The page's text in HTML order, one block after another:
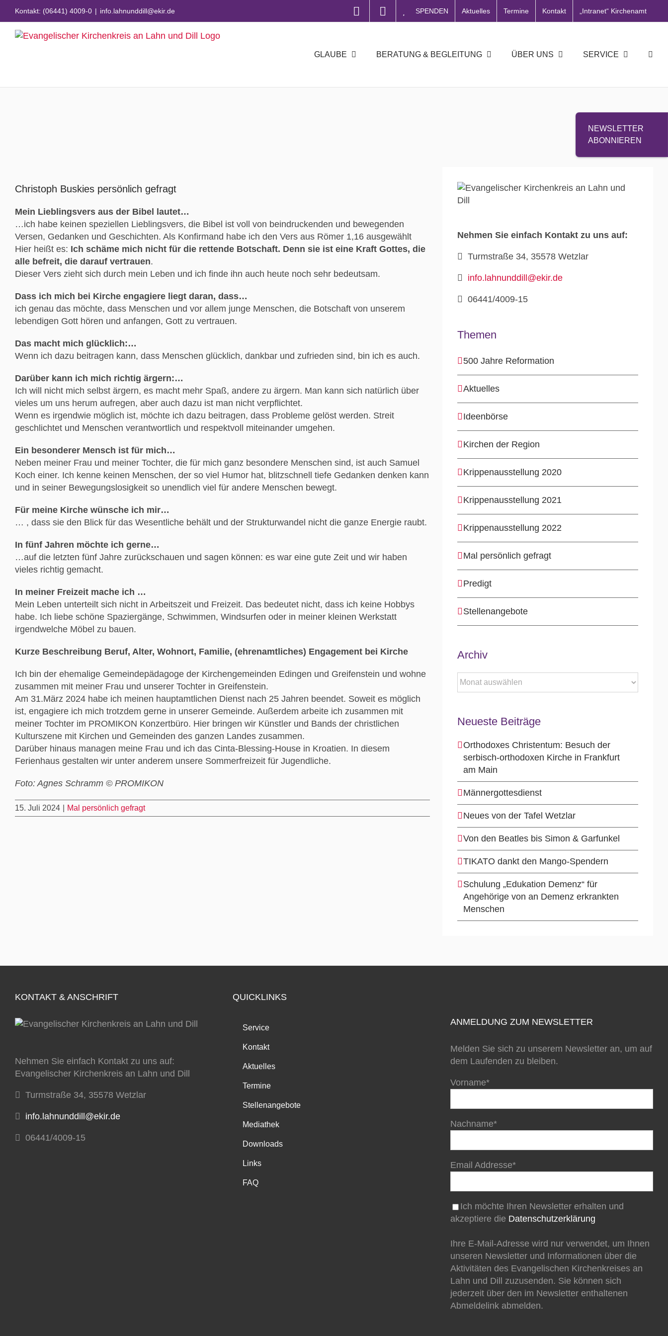
springen
Kontakt: (06441) 4009-0 | info.lahnunddill@ekir.de SPENDEN Aktuelles Termine Kontakt „Intranet“ Kirchenamt
GLAUBE BERATUNG & BEGLEITUNG ÜBER UNS SERVICE
NEWSLETTER
ABONNIEREN
grösseres
Christoph Buskies persönlich gefragt
Mein Lieblingsvers aus der Bibel lautet…
…ich habe keinen speziellen Lieblingsvers, die Bibel ist voll von beindruckenden und bewegenden
Versen, Gedanken und Geschichten. Als Konfirmand habe ich den Vers aus Römer 1,16 ausgewählt
Hier heißt es: Ich schäme mich nicht für die rettende Botschaft. Denn sie ist eine Kraft Gottes, die
alle befreit, die darauf vertrauen.
Dieser Vers zieht sich durch mein Leben und ich finde ihn auch heute noch sehr bedeutsam.
Dass ich mich bei Kirche engagiere liegt daran, dass…
ich genau das möchte, dass Menschen und vor allem junge Menschen, die Botschaft von unserem
lebendigen Gott hören und anfangen, Gott zu vertrauen.
Das macht mich glücklich:…
Wenn ich dazu beitragen kann, dass Menschen glücklich, dankbar und zufrieden sind, bin ich es auch.
Darüber kann ich mich richtig ärgern:…
Ich will nicht mich selbst ärgern, es macht mehr Spaß, andere zu ärgern. Man kann sich natürlich über
vieles um uns herum aufregen, aber auch dazu ist man nicht verpflichtet.
Wenn es irgendwie möglich ist, möchte ich dazu beitragen, dass Probleme gelöst werden. Streit
geschlichtet und Menschen verantwortlich und respektvoll miteinander umgehen.
Ein besonderer Mensch ist für mich…
Neben meiner Frau und meiner Tochter, die für mich ganz besondere Menschen sind, ist auch Samuel
Koch einer. Ich kenne keinen Menschen, der so viel Humor hat, blitzschnell tiefe Gedanken denken kann
und in seiner Bewegungslosigkeit so unendlich viel für andere Menschen bewegt.
Für meine Kirche wünsche ich mir…
… , dass sie den Blick für das Wesentliche behält und der Strukturwandel nicht die ganze Energie raubt.
In fünf Jahren möchte ich gerne…
…auf die letzten fünf Jahre zurückschauen und sagen können: es war eine gute Zeit und wir haben
vieles richtig gemacht.
In meiner Freizeit mache ich …
Mein Leben unterteilt sich nicht in Arbeitszeit und Freizeit. Das bedeutet nicht, dass ich keine Hobbys
habe. Ich liebe schöne Spaziergänge, Schwimmen, Windsurfen oder in meiner kleinen Werkstatt
irgendwelche Möbel zu bauen.
Kurze Beschreibung Beruf, Alter, Wohnort, Familie, (ehrenamtliches) Engagement bei Kirche
Ich bin der ehemalige Gemeindepädagoge der Kirchengemeinden Edingen und Greifenstein und wohne
zusammen mit meiner Frau und unserer Tochter in Greifenstein.
Am 31.März 2024 habe ich meinen hauptamtlichen Dienst nach 25 Jahren beendet. Soweit es möglich
ist, engagiere ich mich trotzdem gerne in unserer Gemeinde. Außerdem arbeite ich zusammen mit
meiner Tochter im PROMIKON Konzertbüro. Hier bringen wir Künstler und Bands der christlichen
Kulturszene mit Kirchen und Gemeinden des ganzen Landes zusammen.
Darüber hinaus managen meine Frau und ich das Cinta-Blessing-House in Kroatien. In diesem
Ferienhaus gestalten wir unter anderem unsere Sommerfreizeit für Jugendliche.
Foto: Agnes Schramm © PROMIKON
15. Juli 2024 Mal persönlich gefragt
Nehmen Sie einfach Kontakt zu uns auf:
Turmstraße 34, 35578 Wetzlar
info.lahnunddill@ekir.de
06441/4009-15
Themen
500 Jahre Reformation
Aktuelles
Ideenbörse
Kirchen der Region
Krippenausstellung 2020
Krippenausstellung 2021
Krippenausstellung 2022
Mal persönlich gefragt
Predigt
Stellenangebote
Archiv
Archiv
Neueste Beiträge
Orthodoxes Christentum: Besuch der
serbisch-orthodoxen Kirche in Frankfurt
am Main
Männergottesdienst
Neues von der Tafel Wetzlar
Von den Beatles bis Simon & Garfunkel
TIKATO dankt den Mango-Spendern
Schulung „Edukation Demenz“ für
Angehörige von an Demenz erkrankten
Menschen
KONTAKT & ANSCHRIFT
Nehmen Sie einfach Kontakt zu uns auf:
Evangelischer Kirchenkreis an Lahn und Dill
Turmstraße 34, 35578 Wetzlar
info.lahnunddill@ekir.de
06441/4009-15
QUICKLINKS
Service
Kontakt
Aktuelles
Termine
Stellenangebote
Mediathek
Downloads
Links
FAQ
ANMELDUNG ZUM NEWSLETTER
Melden Sie sich zu unserem Newsletter an, um auf
dem Laufenden zu bleiben.
Vorname*
Nachname*
Email Addresse*
Ich möchte Ihren Newsletter erhalten und
akzeptiere die Datenschutzerklärung
Ihre E-Mail-Adresse wird nur verwendet, um Ihnen
unseren Newsletter und Informationen über die
Aktivitäten des Evangelischen Kirchenkreises an
Lahn und Dill zuzusenden. Sie können sich
jederzeit über den im Newsletter enthaltenen
Abmeldelink abmelden.